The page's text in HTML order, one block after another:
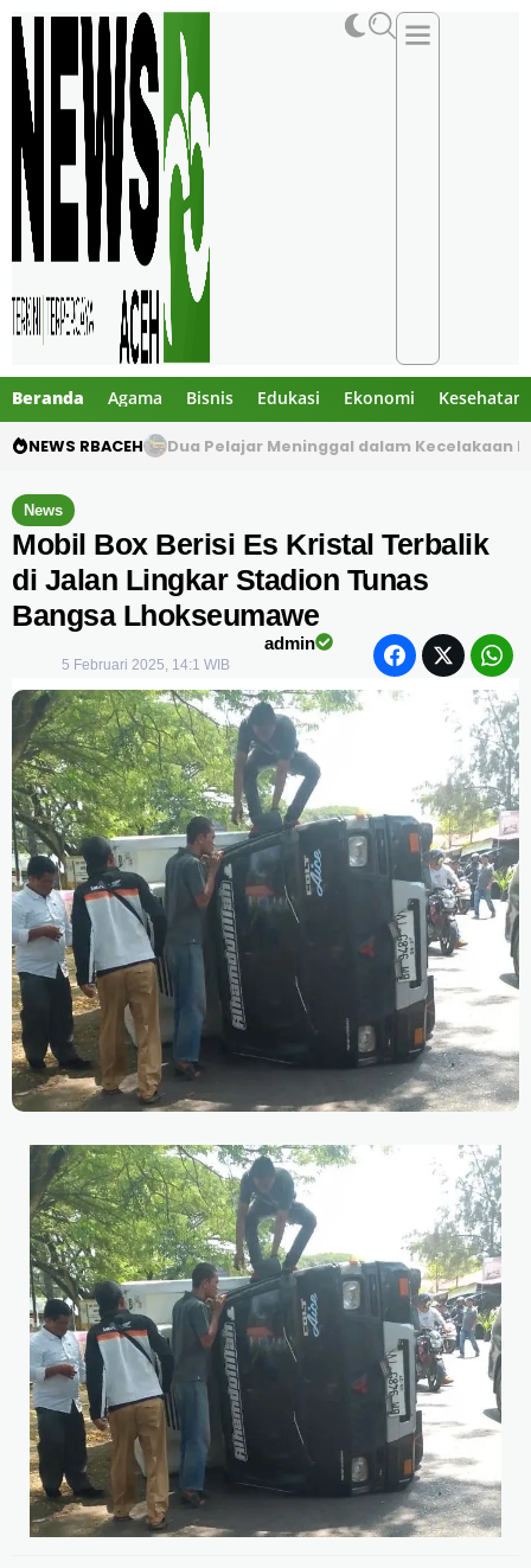
Beranda Agama Bisnis Edukasi Ekonomi Kesehatan
NEWS RBACEH Gibran Tegur Kadisdik Bireuen, Temukan 1
News
Mobil Box Berisi Es Kristal Terbalik
di Jalan Lingkar Stadion Tunas
Bangsa Lhokseumawe
admin
5 Februari 2025, 14:1 WIB